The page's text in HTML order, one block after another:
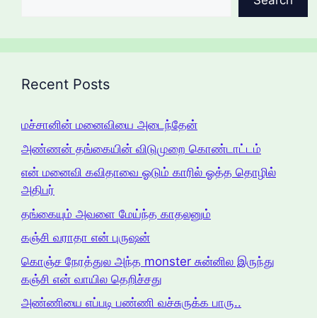
Recent Posts
மச்சானின் மனைவியை அடைந்தேன்
அண்ணன் தங்கையின் விடுமுறை கொண்டாட்டம்
என் மனைவி கவிதாவை ஓடும் காரில் ஓத்த தொழில்
அதிபர்
தங்கையும் அவளை மேய்ந்த காதலனும்
கஞ்சி வராதா என் புருஷன்
கொஞ்ச நேரத்துல அந்த monster சுன்னில இருந்து
கஞ்சி என் வாயில தெறிச்சது
அண்ணியை எப்படி பண்ணி வச்சுருக்க பாரு..